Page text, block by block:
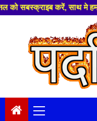
फेसबुक को लाइक जरूर करें ,
content
Menu